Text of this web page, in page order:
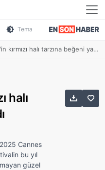
Tema
kırmızı halı tarzına beğeni yağdı
halı
Cannes
bu yıl
güzel